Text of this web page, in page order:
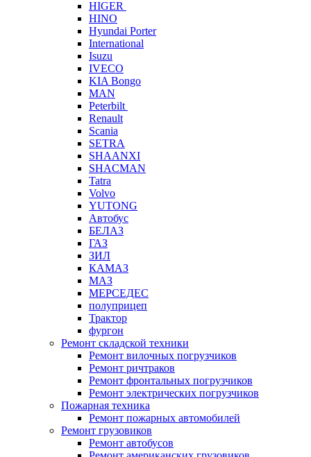
HIGER
HINO
Hyundai Porter
International
Isuzu
IVECO
KIA Bongo
MAN
Peterbilt
Renault
Scania
SETRA
SHAANXI
SHACMAN
Tatra
Volvo
YUTONG
Автобус
БЕЛАЗ
ГАЗ
ЗИЛ
КАМАЗ
МАЗ
МЕРСЕДЕС
полуприцеп
Трактор
фургон
Ремонт складской техники
Ремонт вилочных погрузчиков
Ремонт ричтраков
Ремонт фронтальных погрузчиков
Ремонт электрических погрузчиков
Пожарная техника
Ремонт пожарных автомобилей
Ремонт грузовиков
Ремонт автобусов